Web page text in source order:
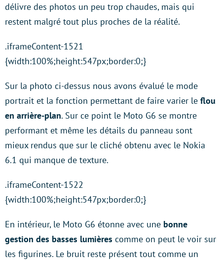
délivre des photos un peu trop chaudes, mais qui
restent malgré tout plus proches de la réalité.
.iframeContent-1521
{width:100%;height:547px;border:0;}
Sur la photo ci-dessus nous avons évalué le mode
portrait et la fonction permettant de faire varier le flou
en arrière-plan. Sur ce point le Moto G6 se montre
performant et même les détails du panneau sont
mieux rendus que sur le cliché obtenu avec le Nokia
6.1 qui manque de texture.
.iframeContent-1522
{width:100%;height:547px;border:0;}
En intérieur, le Moto G6 étonne avec une bonne
gestion des basses lumières comme on peut le voir sur
les figurines. Le bruit reste présent tout comme un